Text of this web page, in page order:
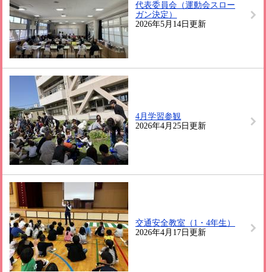
代表委員会（運動会スロー
ガン決定）
2026年5月14日更新
4月学習参観
2026年4月25日更新
交通安全教室（1・4年生）
2026年4月17日更新